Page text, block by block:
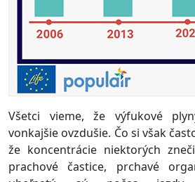
Všetci vieme, že výfukové
vonkajšie ovzdušie. Čo si však
že koncentrácie niektorých
prachové častice, prchavé